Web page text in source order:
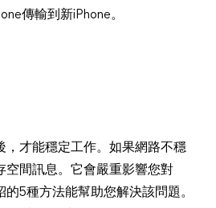
傳輸到新iPhone。
，才能穩定工作。如果網路不穩
空間訊息。它會嚴重影響您對
5種方法能幫助您解決該問題。